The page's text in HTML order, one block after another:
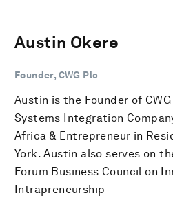
Austin Okere
Founder, CWG Plc
Austin is the Founder of
Systems Integration
Africa & Entrepreneur in
York. Austin also serves on
Forum Business Council on
Intrapreneurship